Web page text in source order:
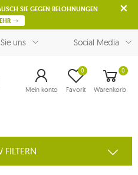
SIE GEGEN BELOHNUNGEN
uns Social Media
Mein konto Favorit
0 0
Warenkorb
FILTERN